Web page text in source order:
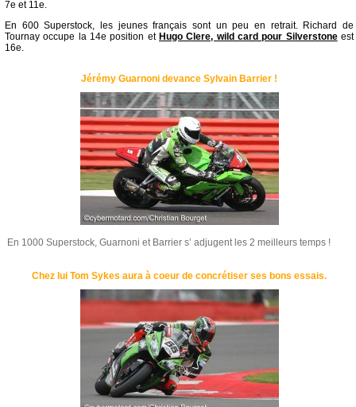
7e et 11e.
En 600 Superstock, les jeunes français sont un peu en retrait. Richard de
Tournay occupe la 14e position et Hugo Clere, wild card pour Silverstoneest
16e.
Jérémy Guarnoni devance Sylvain Barrier !
En 1000 Superstock, Guarnoni et Barrier s’ adjugent les 2 meilleurs temps !
Chez lui Tom Sykes aura à coeur de concrétiser ses bons essais.